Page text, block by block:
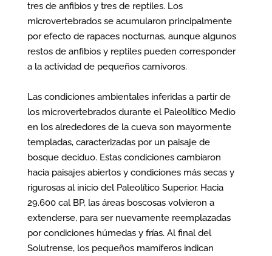
tres de anfibios y tres de reptiles. Los
microvertebrados se acumularon principalmente
por efecto de rapaces nocturnas, aunque algunos
restos de anfibios y reptiles pueden corresponder
a la actividad de pequeños carnívoros.
Las condiciones ambientales inferidas a partir de
los microvertebrados durante el Paleolítico Medio
en los alrededores de la cueva son mayormente
templadas, caracterizadas por un paisaje de
bosque deciduo. Estas condiciones cambiaron
hacia paisajes abiertos y condiciones más secas y
rigurosas al inicio del Paleolítico Superior. Hacia
29.600 cal BP, las áreas boscosas volvieron a
extenderse, para ser nuevamente reemplazadas
por condiciones húmedas y frías. Al final del
Solutrense, los pequeños mamíferos indican